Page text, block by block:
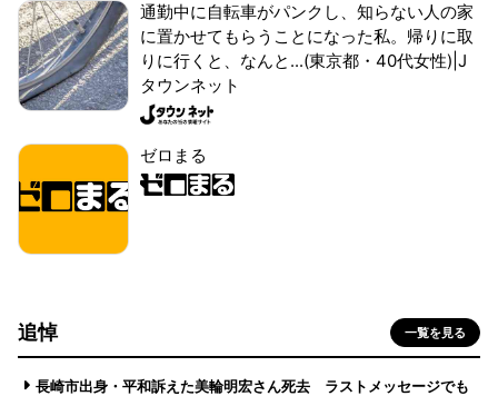
通勤中に自転車がパンクし、知らない人の家
に置かせてもらうことになった私。帰りに取
りに行くと、なんと...(東京都・40代女性)|J
タウンネット
ゼロまる
追悼 一覧を見る
長崎市出身・平和訴えた美輪明宏さん死去 ラストメッセージでも